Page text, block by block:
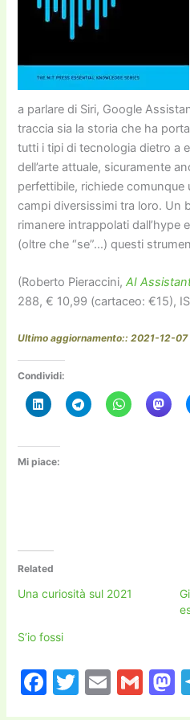
a parlare di Siri, Google
traccia sia la storia che ha
tutti i tipi di tecnologia dietro a
dell’arte attuale, sicuramente
perfettibile, richiede comunque
campi diversissimi tra loro. Un
rimanere intrappolati dall’hype
(oltre che “se”…) questi
(Roberto Pieraccini,AI
288, € 10,99 (cartaceo: €15),
Ultimo aggiornamento:: 2021-12-07
Condividi:
Mi piace:
Related
Una curiosità sul 2021
S’io fossi
F
T
E
G